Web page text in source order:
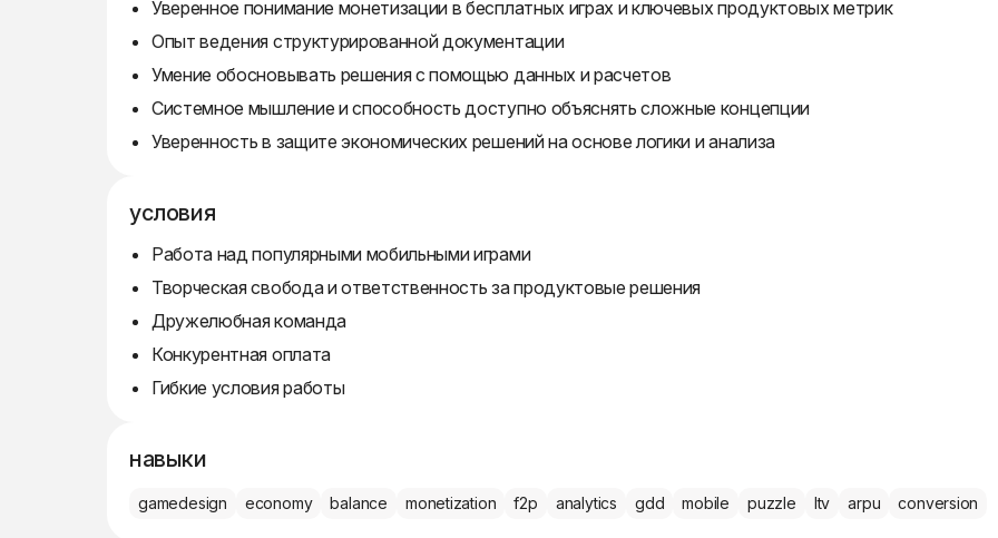
Уверенное понимание монетизации в бесплатных играх и ключевых продуктовых метрик
Опыт ведения структурированной документации
Умение обосновывать решения с помощью данных и расчетов
Системное мышление и способность доступно объяснять сложные концепции
Уверенность в защите экономических решений на основе логики и анализа
условия
Работа над популярными мобильными играми
Творческая свобода и ответственность за продуктовые решения
Дружелюбная команда
Конкурентная оплата
Гибкие условия работы
навыки
gamedesign economy balance monetization f2p analytics gdd mobile puzzle ltv arpu conversion